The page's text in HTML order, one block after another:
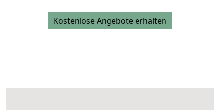
Kostenlose Angebote erhalten